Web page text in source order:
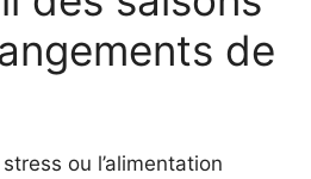
de
ou l’alimentation